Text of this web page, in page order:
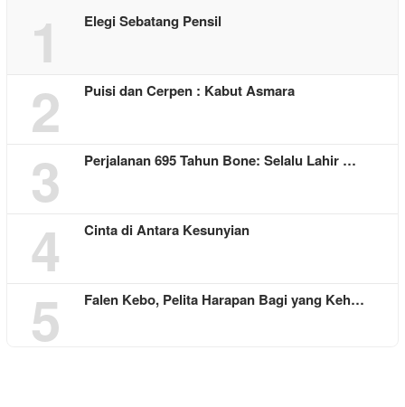
1 Elegi Sebatang Pensil
2 Puisi dan Cerpen : Kabut Asmara
3 Perjalanan 695 Tahun Bone: Selalu Lahir …
4 Cinta di Antara Kesunyian
5 Falen Kebo, Pelita Harapan Bagi yang Keh…